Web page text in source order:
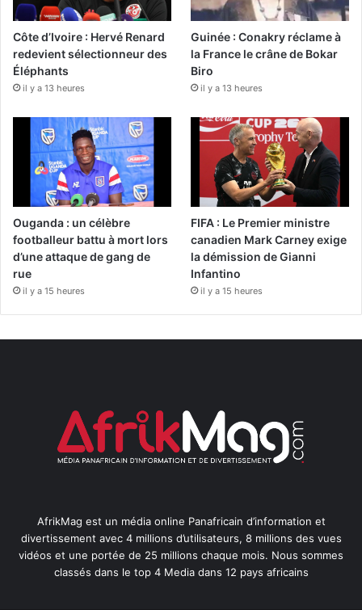
Côte d’Ivoire : Hervé Renard
redevient sélectionneur des
Éléphants
il y a 13 heures
Guinée : Conakry réclame à
la France le crâne de Bokar
Biro
il y a 13 heures
Ouganda : un célèbre
footballeur battu à mort lors
d’une attaque de gang de
rue
il y a 15 heures
FIFA : Le Premier ministre
canadien Mark Carney exige
la démission de Gianni
Infantino
il y a 15 heures
AfrikMag est un média online Panafricain d’information et
divertissement avec 4 millions d’utilisateurs, 8 millions des vues
vidéos et une portée de 25 millions chaque mois. Nous sommes
classés dans le top 4 Media dans 12 pays africains